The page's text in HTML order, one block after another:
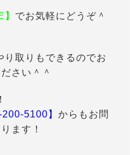
】 でお気軽にどうぞ＾
り取りもできるのでお
さい＾＾
200-5100】 からもお問
ます！